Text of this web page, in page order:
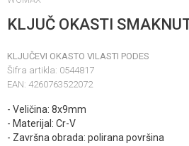
KLJUČ OKASTI
KLJUČEVI OKASTO VILASTI PODES
Šifra artikla: 0544817
EAN: 4260763522072
- Veličina: 8x9mm
- Materijal: Cr-V
- Završna obrada: polirana površina